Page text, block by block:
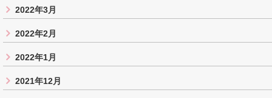
2022年3月
2022年2月
2022年1月
2021年12月